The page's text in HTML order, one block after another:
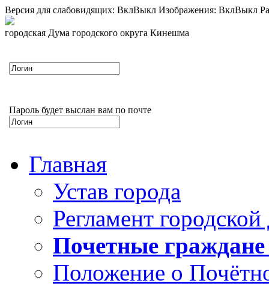
Версия для слабовидящих: ВклВыкл Изображения: ВклВыкл
городская Дума городского округа Кинешма
Пароль будет выслан вам по почте
Главная
Устав города
Регламент
Почетные
Положение о